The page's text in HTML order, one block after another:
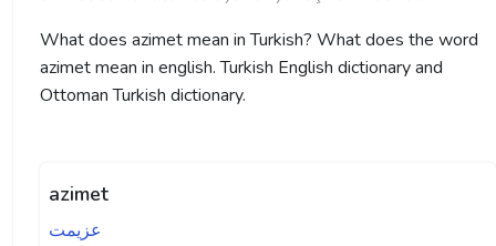
What does azimet mean in Turkish? What does the word
azimet mean in english. Turkish English dictionary and
Ottoman Turkish dictionary.
azimet
عزیمت